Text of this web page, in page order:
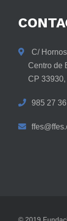
C/
Centro de
CP 33930,
985 27
© 2019